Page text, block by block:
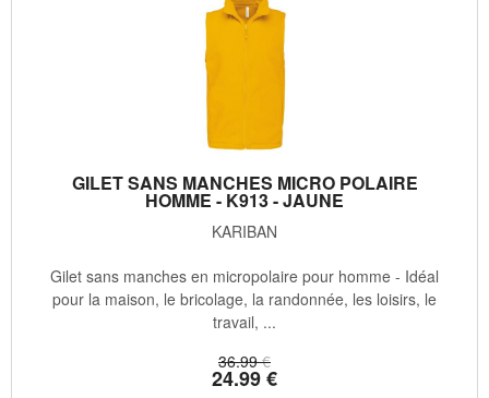
GILET SANS MANCHES MICRO POLAIRE
HOMME - K913 - JAUNE
KARIBAN
36.99 €
24.99€
Gilet sans manches en micropolaire pour homme - Idéal
pour la maison, le bricolage, la randonnée, les loisirs, le
travail, ...